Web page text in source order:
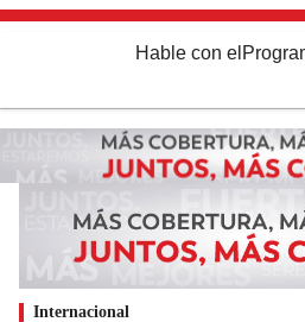
Hable con el
Internacional